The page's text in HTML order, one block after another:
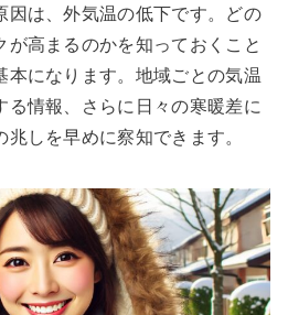
因は、外気温の低下です。どの
が高まるのかを知っておくこと
本になります。地域ごとの気温
る情報、さらに日々の寒暖差に
しを早めに察知できます。